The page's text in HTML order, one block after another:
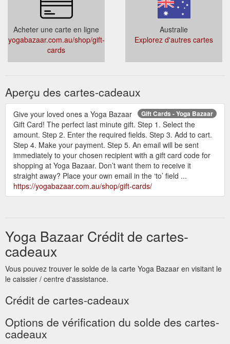
Acheter une carte en ligne
yogabazaar.com.au/shop/gift-
cards
Australie
Explorez d'autres cartes
Aperçu des cartes-cadeaux
Gift Cards - Yoga Bazaar
Give your loved ones a Yoga Bazaar
Gift Card! The perfect last minute gift. Step 1. Select the
amount. Step 2. Enter the required fields. Step 3. Add to cart.
Step 4. Make your payment. Step 5. An email will be sent
immediately to your chosen recipient with a gift card code for
shopping at Yoga Bazaar. Don’t want them to receive it
straight away? Place your own email in the ‘to’ field ...
https://yogabazaar.com.au/shop/gift-cards/
Yoga Bazaar Crédit de cartes-
cadeaux
Vous pouvez trouver le solde de la carte Yoga Bazaar en visitant le
le caissier / centre d'assistance.
Crédit de cartes-cadeaux
Options de vérification du solde des cartes-
cadeaux